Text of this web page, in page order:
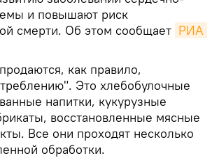
и повышают риск
смерти. Об этом сообщает РИА
как правило,
Это хлебобулочные
напитки, кукурузные
восстановленные мясные
Все они проходят несколько
обработки.